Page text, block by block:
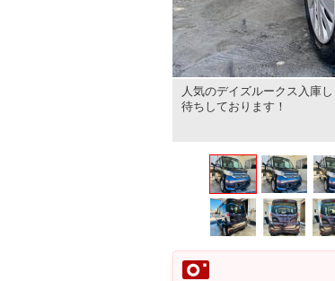
人気のデイズルークス入庫
待ちしております！